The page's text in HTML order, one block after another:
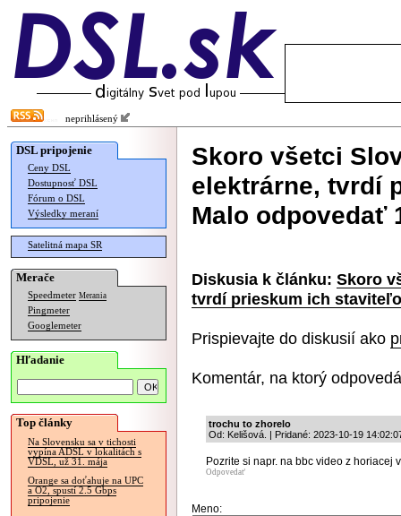
neprihlásený
DSL pripojenie
Ceny DSL
Dostupnosť DSL
Fórum o DSL
Výsledky meraní
Satelitná mapa SR
Merače
Speedmeter Merania
Pingmeter
Googlemeter
Hľadanie
Top články
Na Slovensku sa v tichosti
vypína ADSL v lokalitách s
VDSL, už 31. mája
Orange sa doťahuje na UPC
a O2, spustí 2.5 Gbps
pripojenie
Skoro všetci
elektrárne, tvrdí
Malo odpovedať
Diskusia k článku: Skoro
tvrdí prieskum ich
Prispievajte do diskusií ako
Komentár, na ktorý
trochu to zhorelo
Od: Kelišová. | Pridané: 2023-10-19
Pozrite si napr. na bbc video z horiacej
Odpovedať
Meno: